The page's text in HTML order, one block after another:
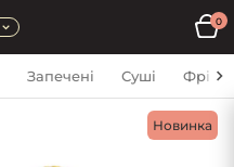
0
Запечені Суші Фрі
Новинка